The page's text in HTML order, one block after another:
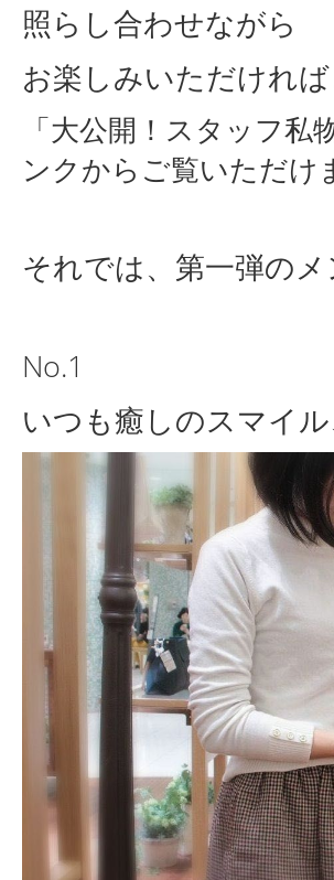
照らし合わせながら
お楽しみいただけれ
「大公開！スタッフ
ンクからご覧いただけ
それでは、第一弾の
No.1
いつも癒しのスマイル